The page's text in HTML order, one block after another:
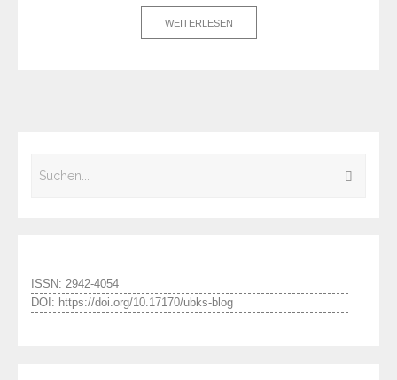
WEITERLESEN
ISSN: 2942-4054
DOI: https://doi.org/10.17170/ubks-blog